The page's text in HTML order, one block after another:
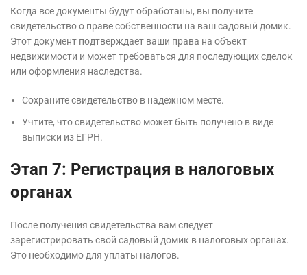
Когда все документы будут обработаны, вы получите
свидетельство о праве собственности на ваш садовый домик.
Этот документ подтверждает ваши права на объект
недвижимости и может требоваться для последующих сделок
или оформления наследства.
Сохраните свидетельство в надежном месте.
Учтите, что свидетельство может быть получено в виде
выписки из ЕГРН.
Этап 7: Регистрация в налоговых
органах
После получения свидетельства вам следует
зарегистрировать свой садовый домик в налоговых органах.
Это необходимо для уплаты налогов.